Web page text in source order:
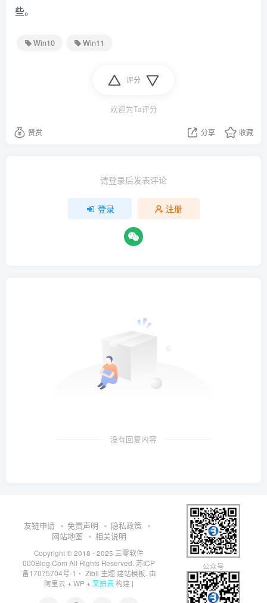
些。
Win10 Win11
评分
欢迎为Ta评分
赞赏 分享 收藏
请登录后发表评论
登录 注册
没有回复内容
友链申请 免责声明
隐私政策
网站地图
相关说明
Copyright © 2018 - 2025 三零软件
000Blog.Com All Rights Reserved. 苏ICP
备17075704号-1 ・ Zibll 主题建站模板. 由
阿里云 + WP + 又拍云构建 |
公众号